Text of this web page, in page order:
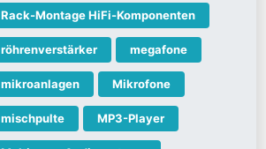
Rack-Montage HiFi-Komponenten
röhrenverstärker megafone
mikroanlagen Mikrofone
mischpulte MP3-Player